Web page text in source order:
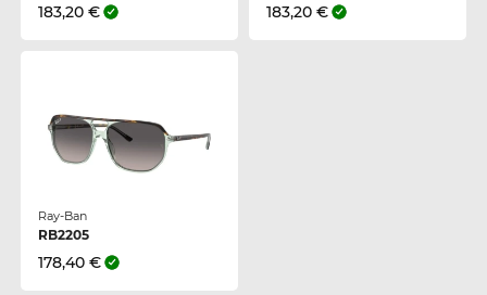
183,20 € 183,20 €
Ray-Ban
RB2205
178,40 €